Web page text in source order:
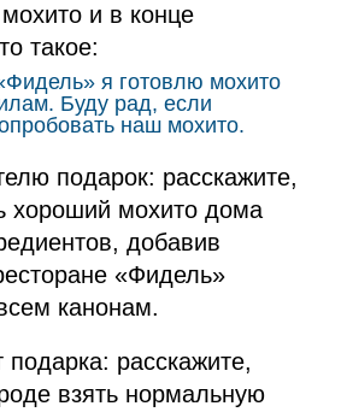
и в конце
такое:
я готовлю мохито
Буду рад, если
наш мохито.
подарок: расскажите,
хороший мохито дома
добавив
«Фидель»
канонам.
подарка: расскажите,
взять нормальную